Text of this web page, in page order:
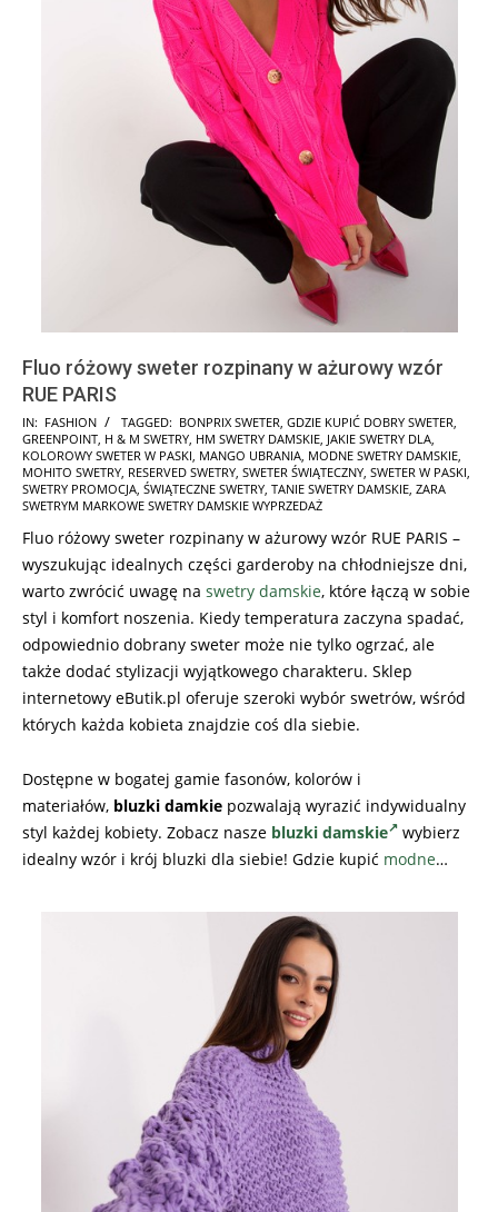
Fluo różowy sweter rozpinany w ażurowy wzór
RUE PARIS
2025-
11-
06
IN: FASHION TAGGED: BONPRIX SWETER GDZIE KUPIĆ DOBRY SWETER
GREENPOINT H & M SWETRY HM SWETRY DAMSKIE JAKIE SWETRY DLA
KOLOROWY SWETER W PASKI MANGO UBRANIA MODNE SWETRY DAMSKIE
MOHITO SWETRY RESERVED SWETRY SWETER ŚWIĄTECZNY SWETER W PASKI
SWETRY PROMOCJA ŚWIĄTECZNE SWETRY TANIE SWETRY DAMSKIE ZARA
SWETRYM MARKOWE SWETRY DAMSKIE WYPRZEDAŻ
Fluo różowy sweter rozpinany w ażurowy wzór RUE PARIS –
wyszukując idealnych części garderoby na chłodniejsze dni,
warto zwrócić uwagę na swetry damskie, które łączą w sobie
styl i komfort noszenia. Kiedy temperatura zaczyna spadać,
odpowiednio dobrany sweter może nie tylko ogrzać, ale
także dodać stylizacji wyjątkowego charakteru. Sklep
internetowy eButik.pl oferuje szeroki wybór swetrów, wśród
których każda kobieta znajdzie coś dla siebie.
Dostępne w bogatej gamie fasonów, kolorów i
materiałów, bluzki damkie pozwalają wyrazić indywidualny
styl każdej kobiety. Zobacz nasze bluzki damskie
wybierz
idealny wzór i krój bluzki dla siebie! Gdzie kupić modne…